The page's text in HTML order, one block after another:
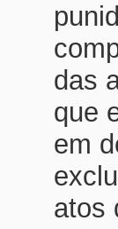
das
que
em
atos